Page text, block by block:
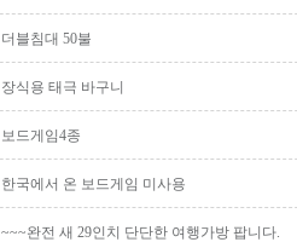
더블침대 50불
장식용 태극 바구니
보드게임4종
한국에서 온 보드게임 미사용
~~~완전 새 29인치 단단한 여행가방 팝니다.